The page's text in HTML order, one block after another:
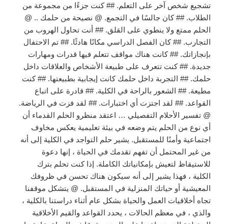
تشجيع شخص آخر على التعلم. ## كنت جزءًا من مجموعة من
الطلاب. ## كان جالسًا في التجمع. @ نصيحة من حلمك .. @
الحلم ممتع ولا ينطوي على القلق. ## أنت تحاول الهروب من
التجارب. ## كان الفصل الدراسي مكانًا هادئًا. ## تم الاحتفال
بإنجازاتك. ## كانت هناك مواقف تتعلم فيها قدرات ومهارات
جديدة. ## كنت تتعرف على طبيعة الأشخاص والعلاقات داخل
حلمك. ## التجربة داخل حلمك كانت إيجابية بطبيعتها. ## كنت
مطيعة. ## الشعور بالراحة في الكلية. ## قادرة على اتباع
القواعد. ## لقد اجتزت أي اختبارات. ## لقد فزت في الرياضة.
@ تفسير الأحلام التفصيلي … اعتقد منظرو الحلم القدماء أن
أي نوع من الحلم يتم وضعه في بيئة تعليمية يعكس مخاوف
اجتماعية وأمنًا للمستقبل. يشير حلم التواجد في الكلية إلى أنه
من غير المحتمل أن تفهم تقدمك في الحياة ، إنها دعوة
للاستيقاظ لتعيش بإمكانياتك الكاملة. إذا كنت تحلم بترك
الكلية ، فهذا يشير إلى أنه سيكون هناك تحسن في ظروفك
المعيشية أو حياتك المنزلية في المستقبل. @ يتشكل موقفنا
تجاه أخلاقيات العمل والحياة بشكل عام أثناء دراستنا بالكلية ،
والذي ، في معظم الحالات ، يحدد القواعد والقيم الأخلاقية